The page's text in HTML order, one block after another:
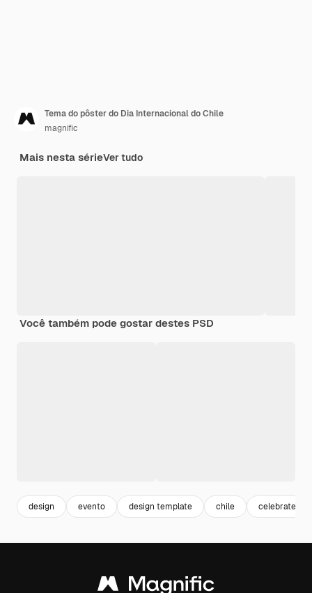
Tema do pôster do Dia Internacional do Chile
magnific
Mais nesta sérieVer tudo
Você também pode gostar destes PSD
design evento design template chile celebrate